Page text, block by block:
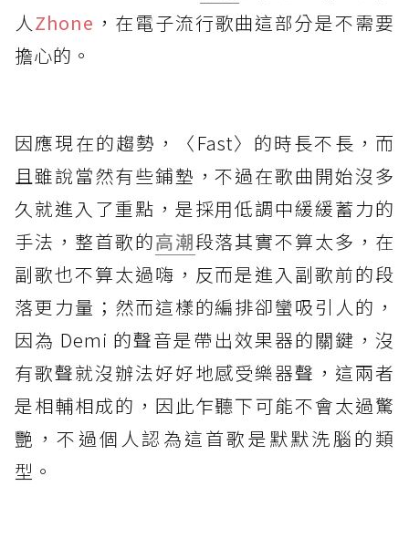
人Zhone ，在電子流行歌曲這部分是不需要
擔心的。
因應現在的趨勢，〈Fast〉的時長不長，而
且雖說當然有些鋪墊，不過在歌曲開始沒多
久就進入了重點，是採用低調中緩緩蓄力的
手法，整首歌的高潮段落其實不算太多，在
副歌也不算太過嗨，反而是進入副歌前的段
落更力量；然而這樣的編排卻蠻吸引人的，
因為 Demi 的聲音是帶出效果器的關鍵，沒
有歌聲就沒辦法好好地感受樂器聲，這兩者
是相輔相成的，因此乍聽下可能不會太過驚
艷，不過個人認為這首歌是默默洗腦的類
型。